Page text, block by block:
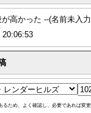
高かった --(名前未入
20:06:53
ため、よく確認し、必要であれば変